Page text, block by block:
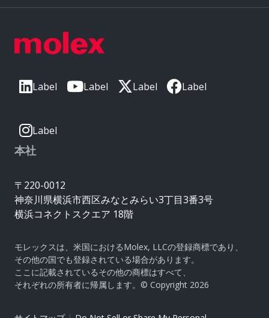
Label Label Label Label
Label
本社
〒220-0012
神奈川県横浜市西区みなとみらい3丁目3番3号
横浜コネクトスクエア 18階
モレックスは、米国におけるMolex, LLCの登録商標であり、
その他の国でも登録されている場合があります。
ここに記載されているその他の商標はすべて、
それぞれの所有者に帰属します。© Copyright 2026